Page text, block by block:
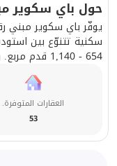
حول باي سكوير
سكنية تتنوّع بين
654 - 1,140 قدم مربع. ومعروض حاليًا للإيجار 53 وحدة.
العقارات المتوفرة.
53